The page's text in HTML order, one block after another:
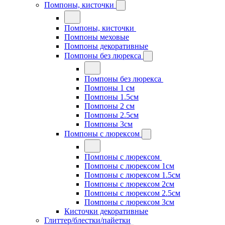
Помпоны, кисточки
Помпоны, кисточки
Помпоны меховые
Помпоны декоративные
Помпоны без люрекса
Помпоны без люрекса
Помпоны 1 см
Помпоны 1.5см
Помпоны 2 см
Помпоны 2.5см
Помпоны 3см
Помпоны с люрексом
Помпоны с люрексом
Помпоны с люрексом 1см
Помпоны с люрексом 1.5см
Помпоны с люрексом 2см
Помпоны с люрексом 2.5см
Помпоны с люрексом 3см
Кисточки декоративные
Глиттер/блестки/пайетки